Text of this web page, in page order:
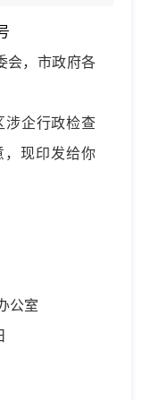
会， 市政府各
涉企行政检查
，现印发给你
室